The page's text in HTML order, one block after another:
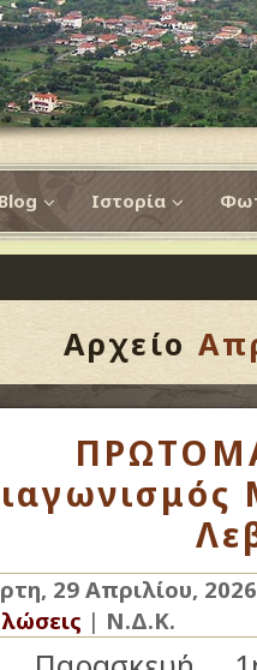
Blog Ιστορία
Αρχείο
29 Απριλίου, 2026
| Ν.Δ.Κ.